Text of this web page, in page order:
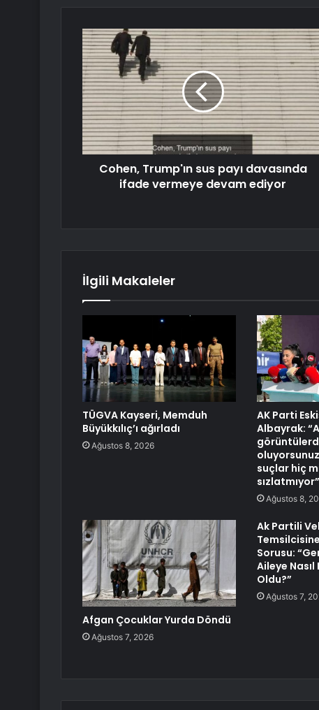
Cohen, Trump'ın sus payı davasında
ifade vermeye devam ediyor
İlgili Makaleler
TÜGVA Kayseri, Memduh
Büyükkılıç’ı ağırladı
Ağustos 8, 2026
AK Parti
Albayrak:
suçlar hiç
sızlatmıyor”
Ağustos 8,
Afgan Çocuklar Yurda Döndü
Ağustos 7, 2026
Ak Partili
Sorusu:
Aileye Nasıl
Oldu?”
Ağustos 7,